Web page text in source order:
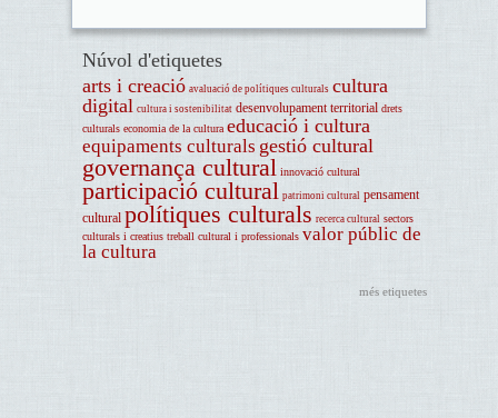
Núvol d'etiquetes
arts i creació avaluació de polítiques culturals cultura
digital cultura i sostenibilitat desenvolupament territorial drets
culturals economia de la cultura educació i cultura
equipaments culturals gestió cultural
governança cultural innovació cultural
participació cultural patrimoni cultural pensament
cultural polítiques culturals recerca cultural sectors
culturals i creatius treball cultural i professionals valor públic de
la cultura
més etiquetes